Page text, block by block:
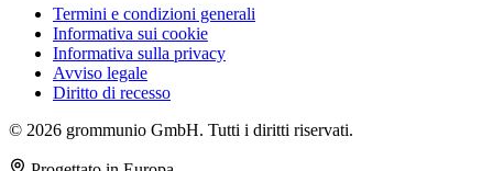
Termini e condizioni generali
Informativa sui cookie
Informativa sulla privacy
Avviso legale
Diritto di recesso
© 2026 grommunio GmbH. Tutti i diritti riservati.